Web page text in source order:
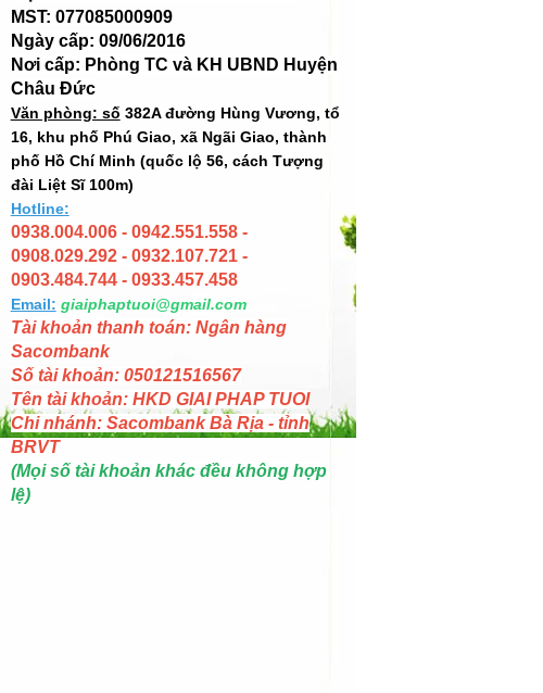
MST: 077085000909
Ngày cấp: 09/06/2016
Nơi cấp: Phòng TC và KH UBND Huyện
Châu Đức
Văn phòng: số 382A đường Hùng Vương, tổ
16, khu phố Phú Giao, xã Ngãi Giao, thành
phố Hồ Chí Minh (quốc lộ 56, cách Tượng
đài Liệt Sĩ 100m)
Hotline:
0938.004.006 - 0942.551.558 -
0908.029.292 - 0932.107.721 -
0903.484.744 - 0933.457.458
Email: giaiphaptuoi@gmail.com
Tài khoản thanh toán: Ngân hàng
Sacombank
Số tài khoản: 050121516567
Tên tài khoản: HKD GIAI PHAP TUOI
Chi nhánh: Sacombank Bà Rịa - tỉnh
BRVT
(Mọi số tài khoản khác đều không hợp
lệ)